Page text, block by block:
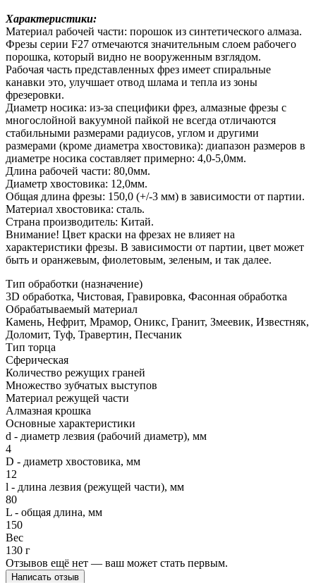
Характеристики:
Материал рабочей части: порошок из синтетического алмаза.
Фрезы серии F27 отмечаются значительным слоем рабочего
порошка, который видно не вооруженным взглядом.
Рабочая часть представленных фрез имеет спиральные
канавки это, улучшает отвод шлама и тепла из зоны
фрезеровки.
Диаметр носика: из-за специфики фрез, алмазные фрезы с
многослойной вакуумной пайкой не всегда отличаются
стабильными размерами радиусов, углом и другими
размерами (кроме диаметра хвостовика): диапазон размеров в
диаметре носика составляет примерно: 4,0-5,0мм.
Длина рабочей части: 80,0мм.
Диаметр хвостовика: 12,0мм.
Общая длина фрезы: 150,0 (+/-3 мм) в зависимости от партии.
Материал хвостовика: сталь.
Страна производитель: Китай.
Внимание! Цвет краски на фрезах не влияет на
характеристики фрезы. В зависимости от партии, цвет может
быть и оранжевым, фиолетовым, зеленым, и так далее.
Тип обработки (назначение)
3D обработка, Чистовая, Гравировка, Фасонная обработка
Обрабатываемый материал
Камень, Нефрит, Мрамор, Оникс, Гранит, Змеевик, Известняк,
Доломит, Туф, Травертин, Песчаник
Тип торца
Сферическая
Количество режущих граней
Множество зубчатых выступов
Материал режущей части
Алмазная крошка
Основные характеристики
d - диаметр лезвия (рабочий диаметр), мм
4
D - диаметр хвостовика, мм
12
l - длина лезвия (режущей части), мм
80
L - общая длина, мм
150
Вес
130 г
Отзывов ещё нет — ваш может стать первым.
Написать отзыв